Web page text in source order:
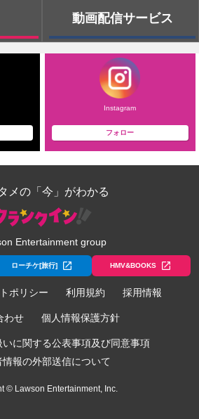
動画配信サービス
Instagram
フォロー
メの「今」がわかる
Entertainment group
ローチケ[旅行] HMV&BOOKS
ポリシー 利用規約 採用情報
わせ 個人情報保護方針
に関する公表事項及び同意事項
情報の外部送信について
© Lawson Entertainment, Inc.